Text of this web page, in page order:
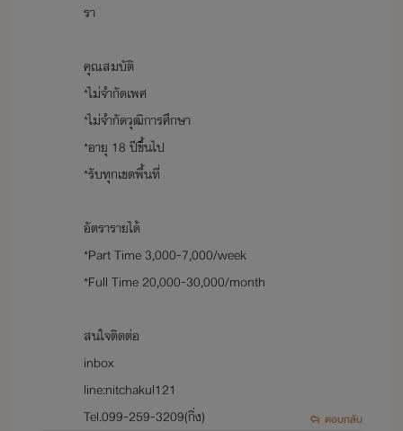
รา
คุณสมบัติ
*ไม่จำกัดเพศ
*ไม่จำกัดวุฒิการศึกษา
*อายุ 18 ปีขึ้นไป
*รับทุกเขตพื้นที่
อัตรารายได้
*Part Time 3,000-7,000/week
*Full Time 20,000-30,000/month
สนใจติดต่อ
inbox
line:nitchakul121
Tel.099-259-3209(กิ่ง)
ตอบกลับ